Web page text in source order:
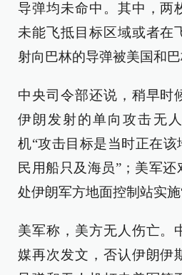
导弹均未命中。其中，两
未能飞抵目标区域或者在
射向巴林的导弹被美国和巴
中央司令部还说，稍早时
伊朗发射的单向攻击无
机“攻击目标是当时正在
民用船只及海员”；美军
处伊朗军方地面控制站实施
美军称，美方无人伤亡。
媒再次发文，否认伊朗伊